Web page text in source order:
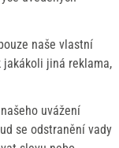
naše vlastní
jakákoli jiná reklama,
uvážení
se odstranění vady